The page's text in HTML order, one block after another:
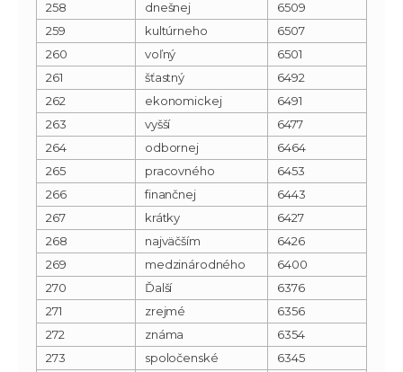
258
dnešnej
6509
259
kultúrneho
6507
260
voľný
6501
261
šťastný
6492
262
ekonomickej
6491
263
vyšší
6477
264
odbornej
6464
265
pracovného
6453
266
finančnej
6443
267
krátky
6427
268
najväčším
6426
269
medzinárodného
6400
270
Ďalší
6376
271
zrejmé
6356
272
známa
6354
273
spoločenské
6345